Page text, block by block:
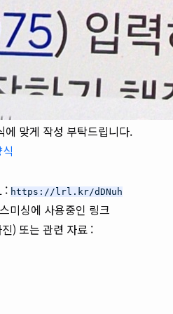
에 맞게 작성 부탁드립니다.
: https://lrl.kr/dDNuh
미싱에 사용중인 링크
) 또는 관련 자료 :